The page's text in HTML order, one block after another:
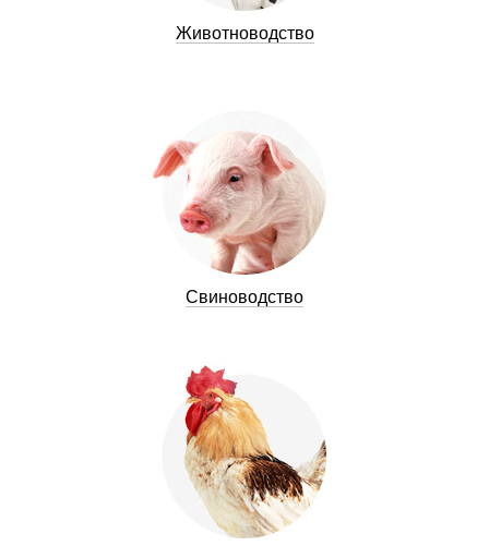
Животноводство
Свиноводство